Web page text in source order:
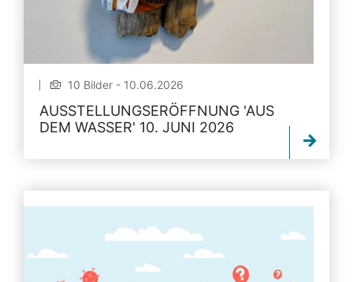
10 Bilder - 10.06.2026
AUSSTELLUNGSERÖFFNUNG 'AUS
DEM WASSER' 10. JUNI 2026